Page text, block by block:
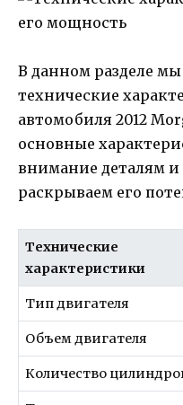
В данном разделе
технические
автомобиля 2012
основные
внимание деталям и
раскрываем его
Технические
характеристики
Тип двигателя
Объем двигателя
Количество